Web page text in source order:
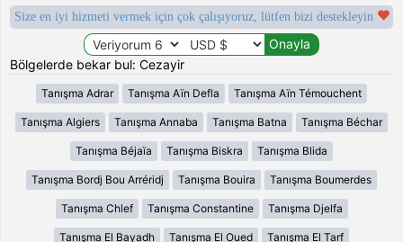
Size en iyi hizmeti vermek için çok çalışıyoruz, lütfen bizi destekleyin
Bölgelerde bekar bul: Cezayir
Tanışma Adrar Tanışma Aïn Defla Tanışma Aïn Témouchent
Tanışma Algiers Tanışma Annaba Tanışma Batna Tanışma Béchar
Tanışma Béjaïa Tanışma Biskra Tanışma Blida
Tanışma Bordj Bou Arréridj Tanışma Bouira Tanışma Boumerdes
Tanışma Chlef Tanışma Constantine Tanışma Djelfa
Tanışma El Bayadh Tanışma El Oued Tanışma El Tarf